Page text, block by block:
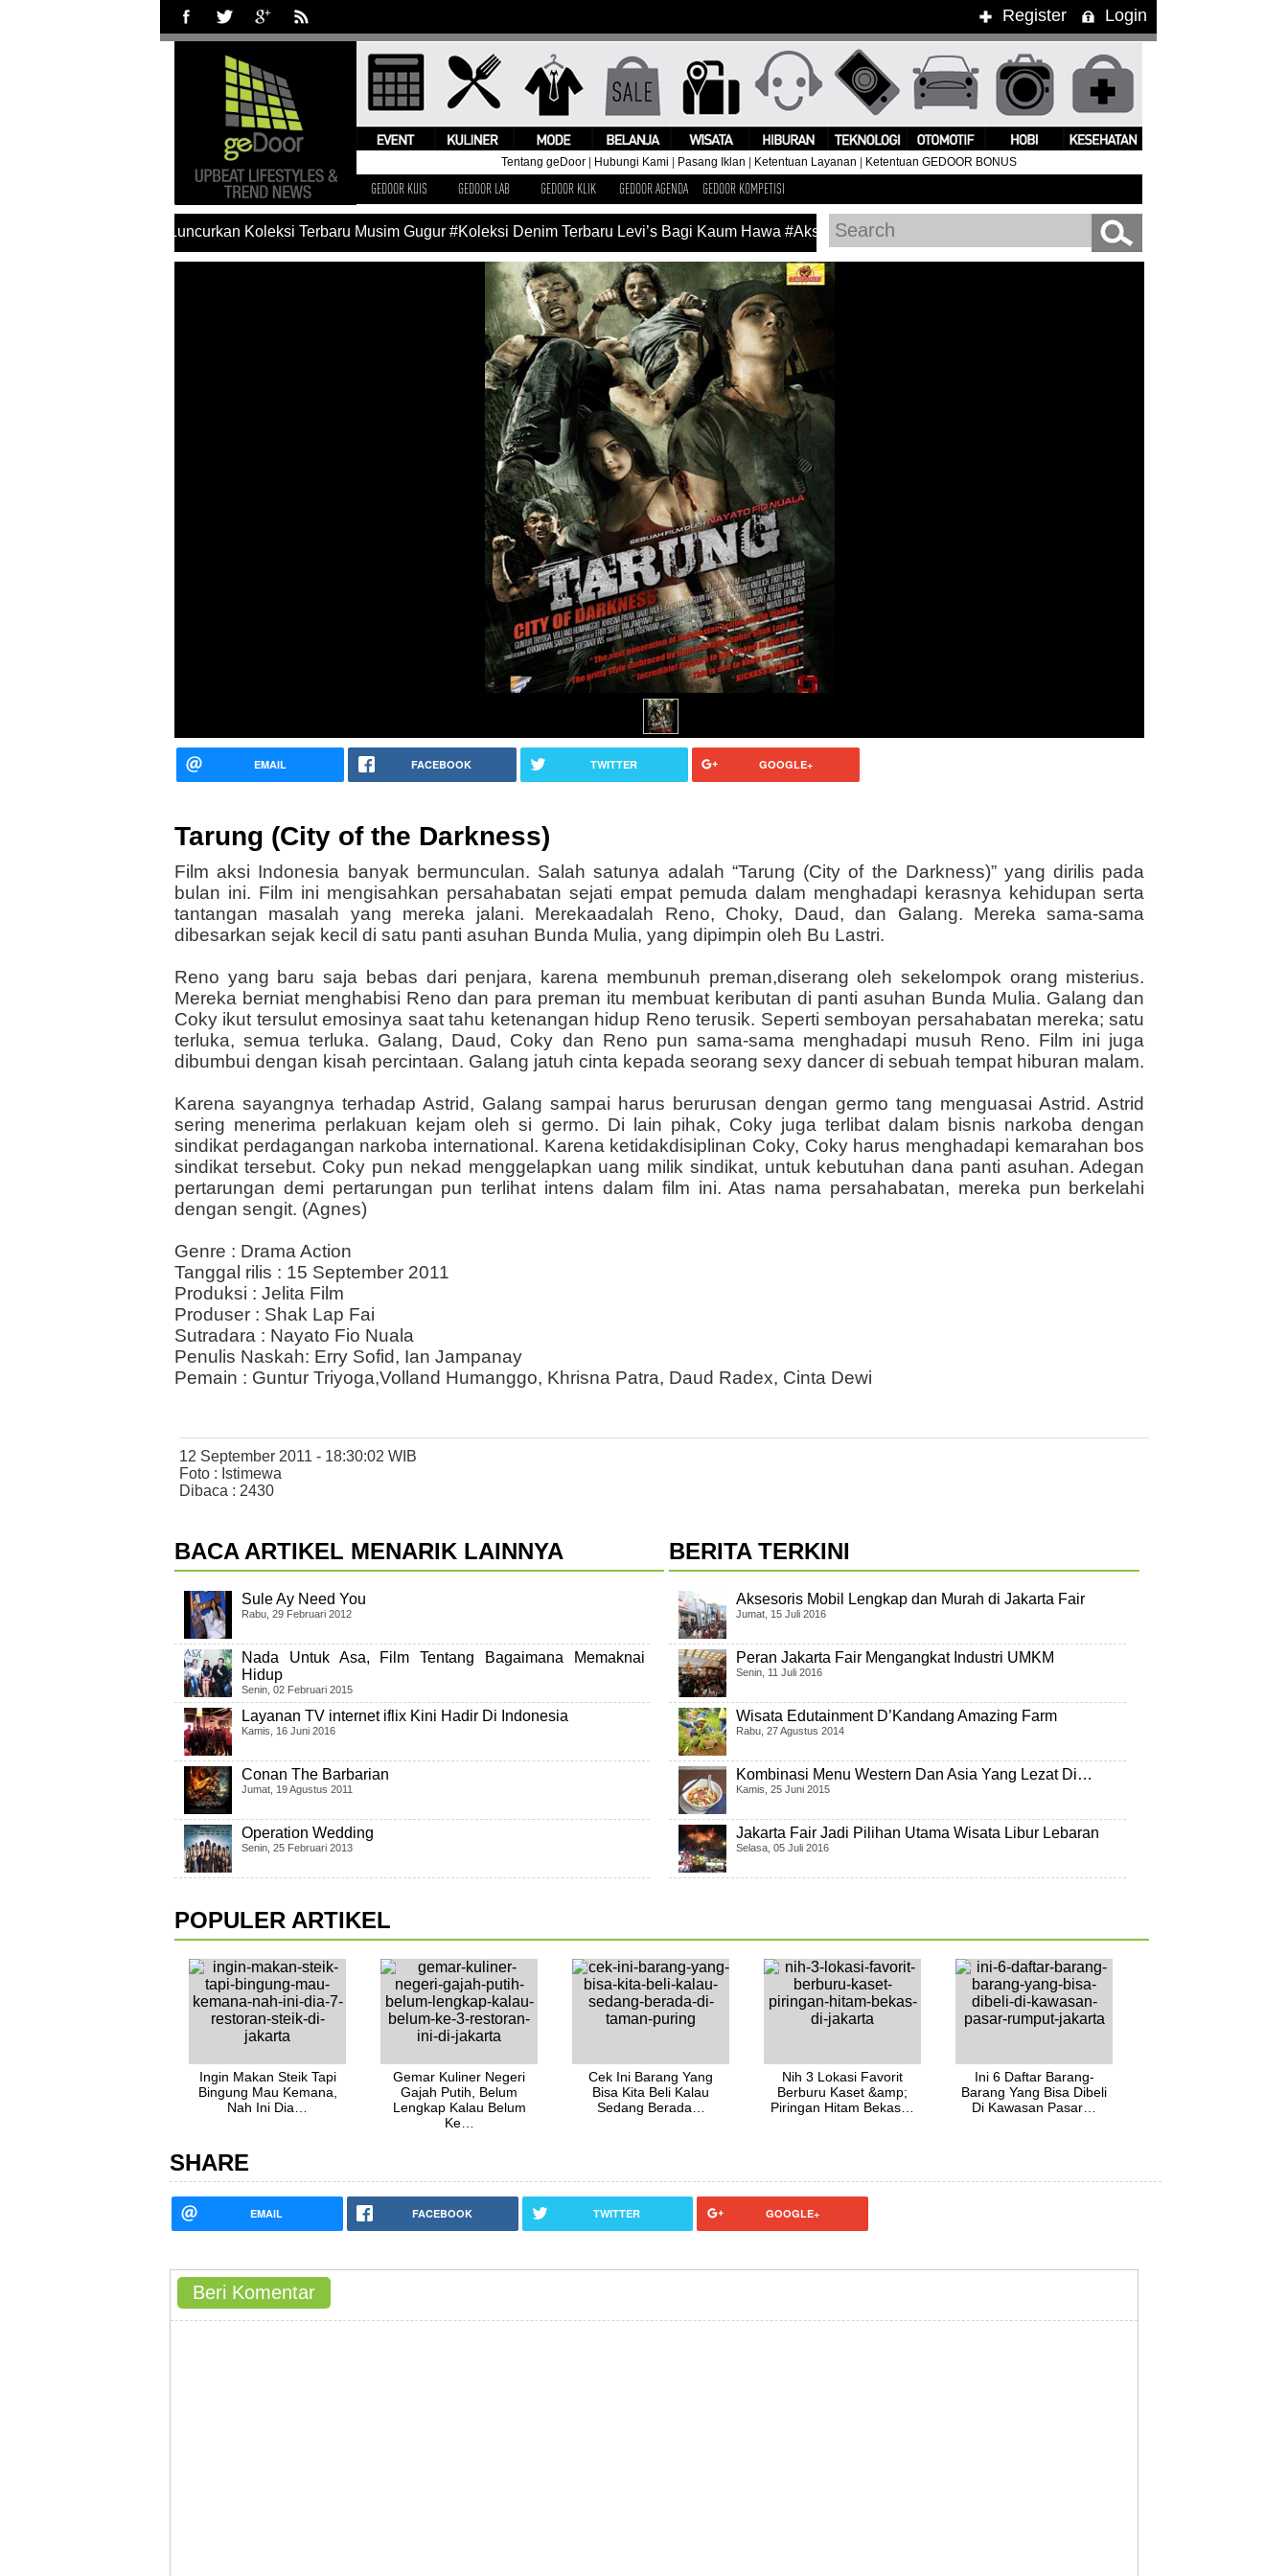
Register Login
Tentang geDoor Hubungi Kami Pasang Iklan Ketentuan Layanan Ketentuan GEDOOR BONUS
GEDOOR KUIS GEDOOR LAB GEDOOR KLIK GEDOOR AGENDA GEDOOR KOMPETISI
#Charles & Keith Luncurkan Koleksi Terbaru Musim Gugur #Koleksi Denim Terbaru Levi’s Bagi Kaum Hawa #Aksi Panggung Kimbra Pukau Penonton WTF 2015
EMAIL FACEBOOK TWITTER GOOGLE+
Tarung (City of the Darkness)
Film aksi Indonesia banyak bermunculan. Salah satunya adalah “Tarung (City of the Darkness)” yang dirilis pada
bulan ini. Film ini mengisahkan persahabatan sejati empat pemuda dalam menghadapi kerasnya kehidupan serta
tantangan masalah yang mereka jalani. Merekaadalah Reno, Choky, Daud, dan Galang. Mereka sama-sama
dibesarkan sejak kecil di satu panti asuhan Bunda Mulia, yang dipimpin oleh Bu Lastri.
Reno yang baru saja bebas dari penjara, karena membunuh preman,diserang oleh sekelompok orang misterius.
Mereka berniat menghabisi Reno dan para preman itu membuat keributan di panti asuhan Bunda Mulia. Galang dan
Coky ikut tersulut emosinya saat tahu ketenangan hidup Reno terusik. Seperti semboyan persahabatan mereka; satu
terluka, semua terluka. Galang, Daud, Coky dan Reno pun sama-sama menghadapi musuh Reno. Film ini juga
dibumbui dengan kisah percintaan. Galang jatuh cinta kepada seorang sexy dancer di sebuah tempat hiburan malam.
Karena sayangnya terhadap Astrid, Galang sampai harus berurusan dengan germo tang menguasai Astrid. Astrid
sering menerima perlakuan kejam oleh si germo. Di lain pihak, Coky juga terlibat dalam bisnis narkoba dengan
sindikat perdagangan narkoba international. Karena ketidakdisiplinan Coky, Coky harus menghadapi kemarahan bos
sindikat tersebut. Coky pun nekad menggelapkan uang milik sindikat, untuk kebutuhan dana panti asuhan. Adegan
pertarungan demi pertarungan pun terlihat intens dalam film ini. Atas nama persahabatan, mereka pun berkelahi
dengan sengit. (Agnes)
Genre : Drama Action
Tanggal rilis : 15 September 2011
Produksi : Jelita Film
Produser : Shak Lap Fai
Sutradara : Nayato Fio Nuala
Penulis Naskah: Erry Sofid, Ian Jampanay
Pemain : Guntur Triyoga,Volland Humanggo, Khrisna Patra, Daud Radex, Cinta Dewi
12 September 2011 - 18:30:02 WIB
Foto : Istimewa
Dibaca : 2430
BACA ARTIKEL MENARIK LAINNYA
Sule Ay Need You
Rabu, 29 Februari 2012
Nada Untuk Asa, Film Tentang Bagaimana Memaknai
Hidup
Senin, 02 Februari 2015
Layanan TV internet iflix Kini Hadir Di Indonesia
Kamis, 16 Juni 2016
Conan The Barbarian
Jumat, 19 Agustus 2011
Operation Wedding
Senin, 25 Februari 2013
BERITA TERKINI
Aksesoris Mobil Lengkap dan Murah di Jakarta Fair
Jumat, 15 Juli 2016
Peran Jakarta Fair Mengangkat Industri UMKM
Senin, 11 Juli 2016
Wisata Edutainment D’Kandang Amazing Farm
Rabu, 27 Agustus 2014
Kombinasi Menu Western Dan Asia Yang Lezat Di…
Kamis, 25 Juni 2015
Jakarta Fair Jadi Pilihan Utama Wisata Libur Lebaran
Selasa, 05 Juli 2016
POPULER ARTIKEL
Ingin Makan Steik Tapi
Bingung Mau Kemana,
Nah Ini Dia…
Gemar Kuliner Negeri
Gajah Putih, Belum
Lengkap Kalau Belum
Ke…
Cek Ini Barang Yang
Bisa Kita Beli Kalau
Sedang Berada…
Nih 3 Lokasi Favorit
Berburu Kaset &amp;
Piringan Hitam Bekas…
Ini 6 Daftar Barang-
Barang Yang Bisa Dibeli
Di Kawasan Pasar…
SHARE
EMAIL FACEBOOK TWITTER GOOGLE+
Beri Komentar